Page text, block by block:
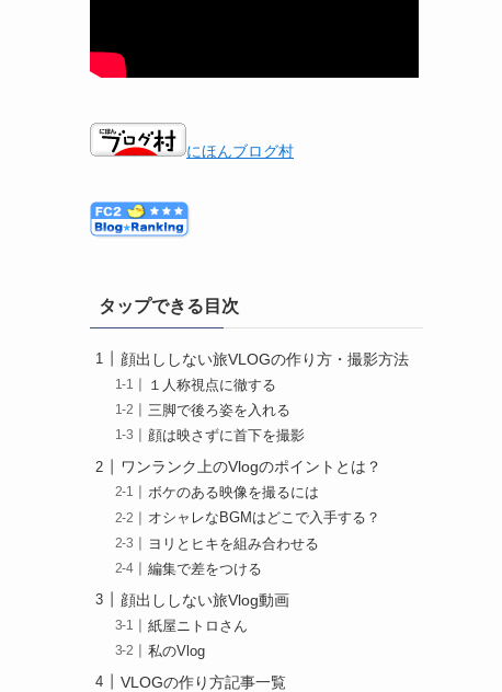
にほんブログ村
タップできる目次
顔出ししない旅VLOGの作り方・撮影方法
１人称視点に徹する
三脚で後ろ姿を入れる
顔は映さずに首下を撮影
ワンランク上のVlogのポイントとは？
ボケのある映像を撮るには
オシャレなBGMはどこで入手する？
ヨリとヒキを組み合わせる
編集で差をつける
顔出ししない旅Vlog動画
紙屋ニトロさん
私のVlog
VLOGの作り方記事一覧